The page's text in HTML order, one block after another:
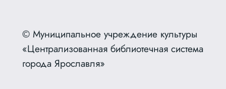
© Муниципальное учреждение культуры
«Централизованная библиотечная система
города Ярославля»